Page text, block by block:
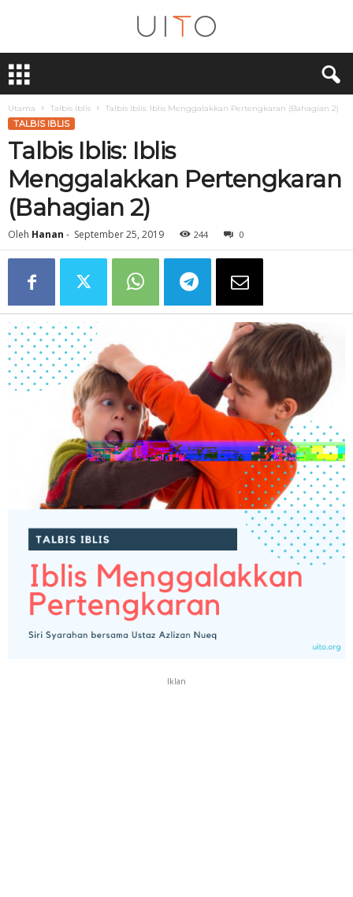
T
Utama Talbis Iblis Talbis Iblis: Iblis Menggalakkan Pertengkaran (Bahagian 2)
TALBIS IBLIS
Talbis Iblis: Iblis
Menggalakkan Pertengkaran
(Bahagian 2)
Oleh Hanan - September 25, 2019 244 0
Iklan